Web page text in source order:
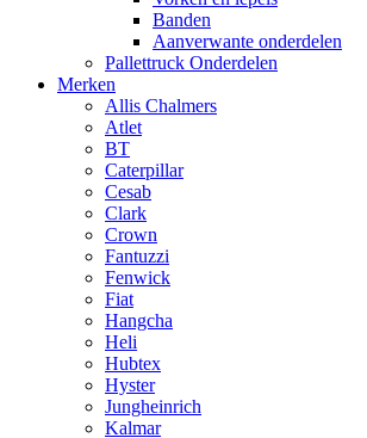
Banden
Aanverwante onderdelen
Pallettruck Onderdelen
Merken
Allis Chalmers
Atlet
BT
Caterpillar
Cesab
Clark
Crown
Fantuzzi
Fenwick
Fiat
Hangcha
Heli
Hubtex
Hyster
Jungheinrich
Kalmar